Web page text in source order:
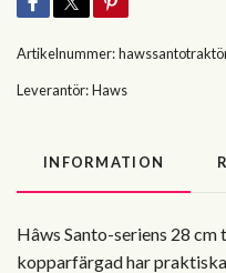
Artikelnummer:
Leverantör:Haws
INFORMATION
Hâws Santo-seriens 28
kopparfärgad har